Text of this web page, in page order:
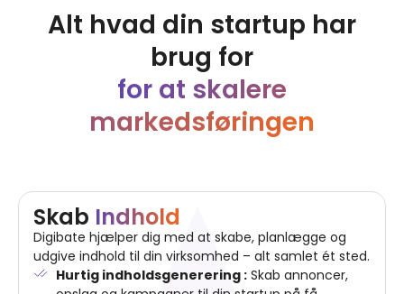
Alt hvad din startup har
brug for
for at skalere
markedsføringen
Skab Indhold
Digibate hjælper dig med at skabe, planlægge og
udgive indhold til din virksomhed – alt samlet ét sted.
Hurtig indholdsgenerering : Skab annoncer,